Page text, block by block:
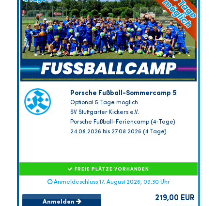
Porsche Fußball-Sommercamp 5
Optional 5 Tage möglich
SV Stuttgarter Kickers e.V.
Porsche Fußball-Feriencamp (4-Tage)
24.08.2026 bis 27.08.2026 (4 Tage)
FREIE PLÄTZE VORHANDEN
Anmeldeschluss 17. August 2026, 09:30 Uhr
Anmelden 219,00 EUR